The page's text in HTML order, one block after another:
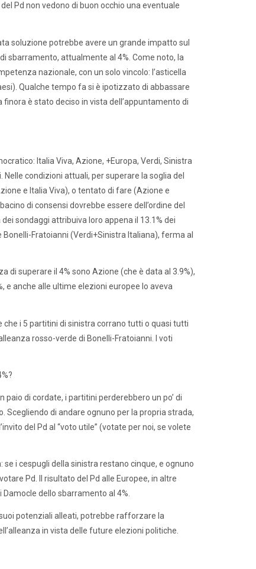
Pd non vedono di buon occhio una eventuale
soluzione potrebbe avere un grande impatto sul
sbarramento, attualmente al 4%. Come noto, la
nazionale, con un solo vincolo: l’asticella
Qualche tempo fa si è ipotizzato di abbassare
è stato deciso in vista dell’appuntamento di
Italia Viva, Azione, +Europa, Verdi, Sinistra
condizioni attuali, per superare la soglia del
e Italia Viva), o tentato di fare (Azione e
di consensi dovrebbe essere dell’ordine del
sondaggi attribuiva loro appena il 13.1% dei
Bonelli-Fratoianni (Verdi+Sinistra Italiana), ferma al
superare il 4% sono Azione (che è data al 3.9%),
e anche alle ultime elezioni europee lo aveva
che i 5 partitini di sinistra corrano tutti o quasi tutti
rosso-verde di Bonelli-Fratoianni. I voti
di cordate, i partitini perderebbero un po’ di
Scegliendo di andare ognuno per la propria strada,
del Pd al “voto utile” (votate per noi, se volete
i cespugli della sinistra restano cinque, e ognuno
Pd. Il risultato del Pd alle Europee, in altre
dello sbarramento al 4%.
potenziali alleati, potrebbe rafforzare la
in vista delle future elezioni politiche.